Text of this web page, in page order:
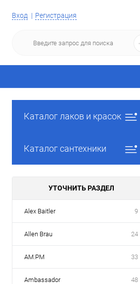
Вход Регистрация
Каталог лаков и красок
Каталог сантехники
УТОЧНИТЬ РАЗДЕЛ
Alex Baitler 9
Allen Brau 24
AM.PM 33
Ambassador 48